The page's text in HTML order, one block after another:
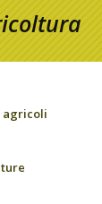
agricoli